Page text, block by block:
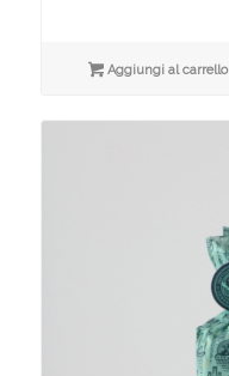
Aggiungi al carrello